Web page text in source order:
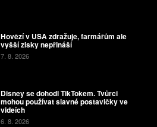
Hovězí v USA zdražuje, farmářům ale
vyšší zisky nepřináší
7. 8. 2026
Disney se dohodl TikTokem. Tvůrci
mohou používat slavné postavičky ve
videích
6. 8. 2026